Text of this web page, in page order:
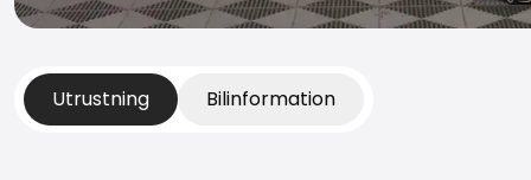
Utrustning Bilinformation